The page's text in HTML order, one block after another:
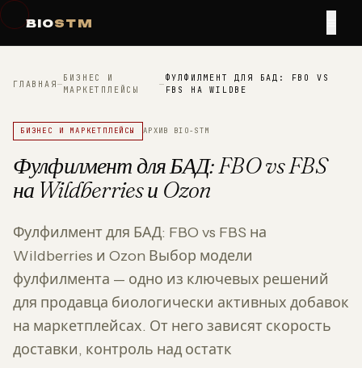
BIOSTM
ГЛАВНАЯ—
БИЗНЕС И
МАРКЕТПЛЕЙСЫ
—
ФУЛФИЛМЕНТ ДЛЯ БАД: FBO VS
FBS НА WILDBE
БИЗНЕС И МАРКЕТПЛЕЙСЫ АРХИВ BIO-STM
Фулфилмент для БАД: FBO vs FBS
на Wildberries и Ozon
Фулфилмент для БАД: FBO vs FBS на
Wildberries и Ozon Выбор модели
фулфилмента — одно из ключевых решений
для продавца биологически активных добавок
на маркетплейсах. От него зависят скорость
доставки, контроль над остатк